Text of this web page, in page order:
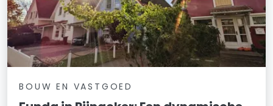
BOUW EN VASTGOED